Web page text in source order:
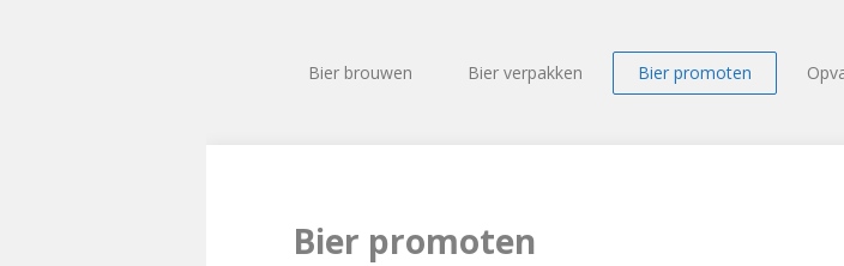
Bier brouwen Bier verpakken Bier promoten
Bier promoten